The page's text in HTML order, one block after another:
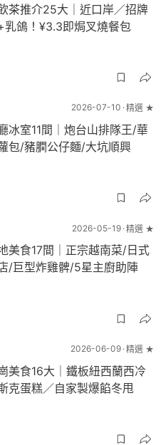
茶推介25大｜近口岸／招牌
乳鴿！¥3.3即焗叉燒餐包
2026-07-10 精選 ★
冰室11間｜炮台山排隊王/華
包/豬膶公仔麵/大坑順興
2026-05-19 精選 ★
美食17間｜正宗越南菜/日式
/巨型炸雞髀/5星主廚助陣
2026-06-09 精選 ★
美食16大｜鐵板紐西蘭西冷
克蛋糕／自家製爆餡冬甩